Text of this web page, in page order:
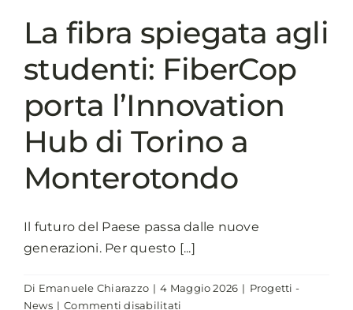
cloud
nella
Pa
La fibra spiegata agli
studenti: FiberCop
porta l’Innovation
Hub di Torino a
Monterotondo
Il futuro del Paese passa dalle nuove
generazioni. Per questo [...]
Di Emanuele Chiarazzo | 4 Maggio 2026 | Progetti -
News | Commenti disabilitati